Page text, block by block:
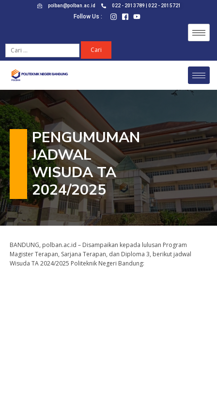
polban@polban.ac.id 022 - 2013789 | 022 - 2015721
Follow Us :
PENGUMUMAN
JADWAL
WISUDA TA
2024/2025
BANDUNG, polban.ac.id – Disampaikan kepada lulusan Program
Magister Terapan, Sarjana Terapan, dan Diploma 3, berikut jadwal
Wisuda TA 2024/2025 Politeknik Negeri Bandung: